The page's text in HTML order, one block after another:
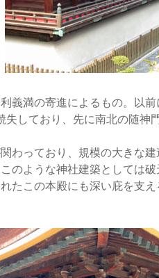
義満の寄進によるもの。以
失しており、先に南北の随神
わっており、規模の大きな建
のような神社建築としては
たこの本殿にも深い庇を支